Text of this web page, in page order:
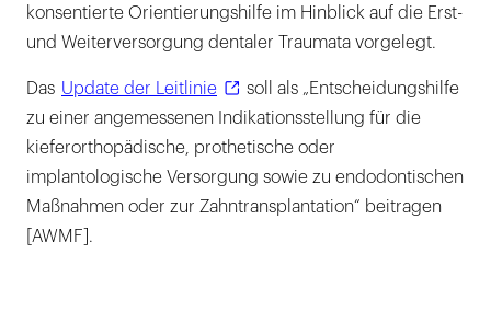
konsentierte Orientierungshilfe im Hinblick auf die Erst-
und Weiterversorgung dentaler Traumata vorgelegt.
Das Update der Leitlinie
soll als „Entscheidungshilfe
zu einer angemessenen Indikationsstellung für die
kieferorthopädische, prothetische oder
implantologische Versorgung sowie zu endodontischen
Maßnahmen oder zur Zahntransplantation“ beitragen
[AWMF].